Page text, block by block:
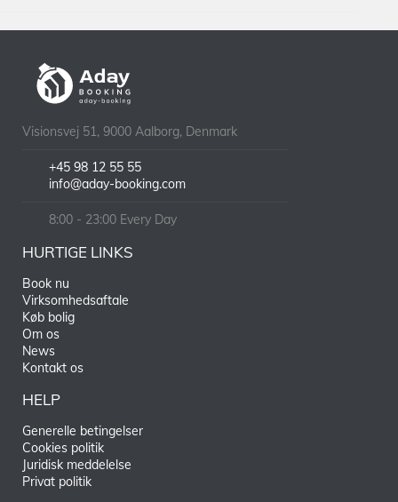
Visionsvej 51, 9000 Aalborg, Denmark
+45 98 12 55 55
info@aday-booking.com
8:00 - 23:00 Every Day
HURTIGE LINKS
Book nu
Virksomhedsaftale
Køb bolig
Om os
News
Kontakt os
HELP
Generelle betingelser
Cookies politik
Juridisk meddelelse
Privat politik